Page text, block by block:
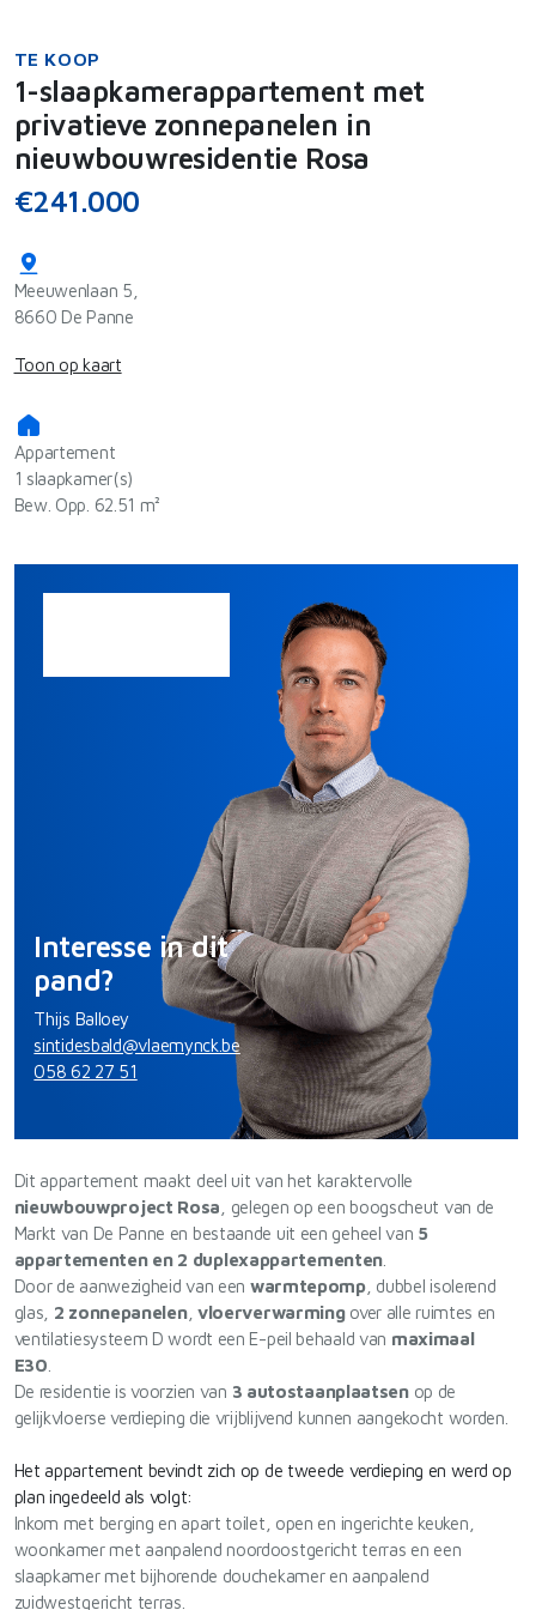
TE KOOP
1-slaapkamerappartement met
privatieve zonnepanelen in
nieuwbouwresidentie Rosa
€241.000
Meeuwenlaan 5,
8660 De Panne
Toon op kaart
Appartement
1 slaapkamer(s)
Bew. Opp. 62.51 m²
Interesse in dit
pand?
Thijs Balloey
sintidesbald@vlaemynck.be
058 62 27 51
Dit appartement maakt deel uit van het karaktervolle
nieuwbouwproject Rosa , gelegen op een boogscheut van de
Markt van De Panne en bestaande uit een geheel van 5
appartementen en 2 duplexappartementen
Door de aanwezigheid van een warmtepomp, dubbel isolerend
glas, 2 zonnepanelen, vloerverwarming over alle ruimtes en
ventilatiesysteem D wordt een E-peil behaald van maximaal
E30
De residentie is voorzien van 3 autostaanplaatsenop de
gelijkvloerse verdieping die vrijblijvend kunnen aangekocht worden.
Het appartement bevindt zich op de tweede verdieping en werd op
plan ingedeeld als volgt:
Inkom met berging en apart toilet, open en ingerichte keuken,
woonkamer met aanpalend noordoostgericht terras en een
slaapkamer met bijhorende douchekamer en aanpalend
zuidwestgericht terras.